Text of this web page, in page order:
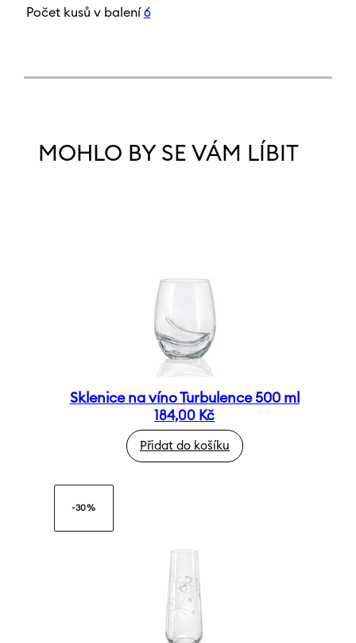
Počet kusů v balení 6
MOHLO BY SE VÁM LÍBIT
Sklenice na víno Turbulence 500 ml
184,00 Kč
Přidat do košíku
-30%